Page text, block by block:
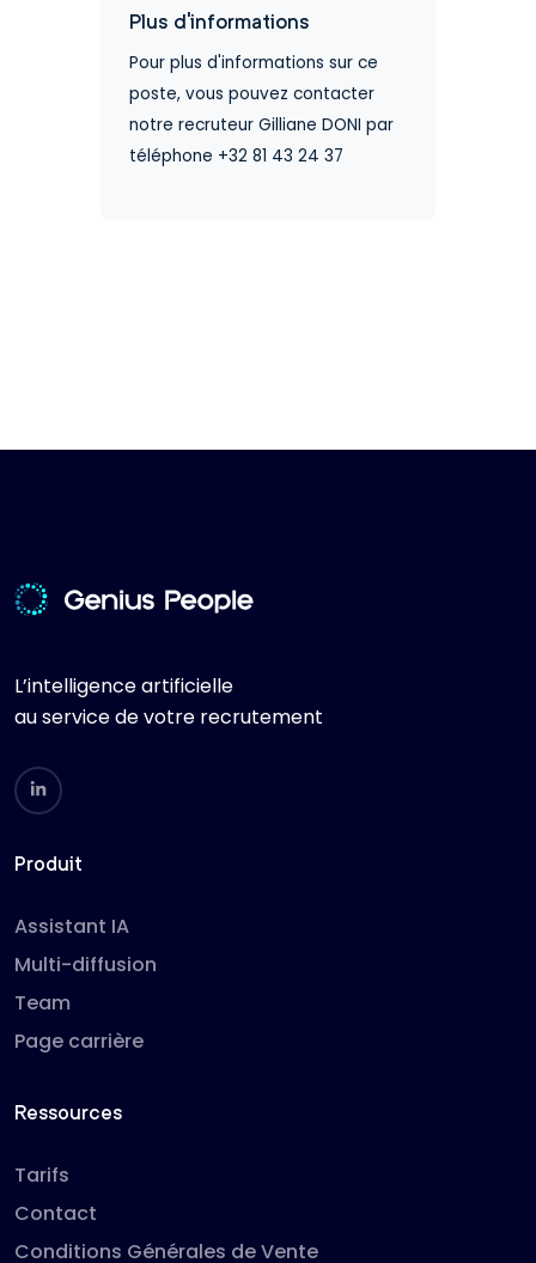
Plus d'informations
Pour plus d'informations sur ce
poste, vous pouvez contacter
notre recruteur Gilliane DONI par
téléphone +32 81 43 24 37
L’intelligence artificielle
au service de votre recrutement
Produit
Assistant IA
Multi-diffusion
Team
Page carrière
Ressources
Tarifs
Contact
Conditions Générales de Vente